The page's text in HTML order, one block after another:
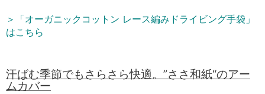
＞「オーガニックコットン レース編みドライビング手袋」
はこちら
汗ばむ季節でもさらさら快適。”ささ和紙“のアー
ムカバー